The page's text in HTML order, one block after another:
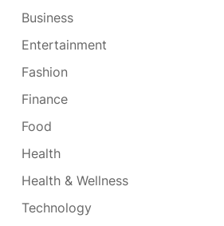
Business
Entertainment
Fashion
Finance
Food
Health
Health & Wellness
Technology